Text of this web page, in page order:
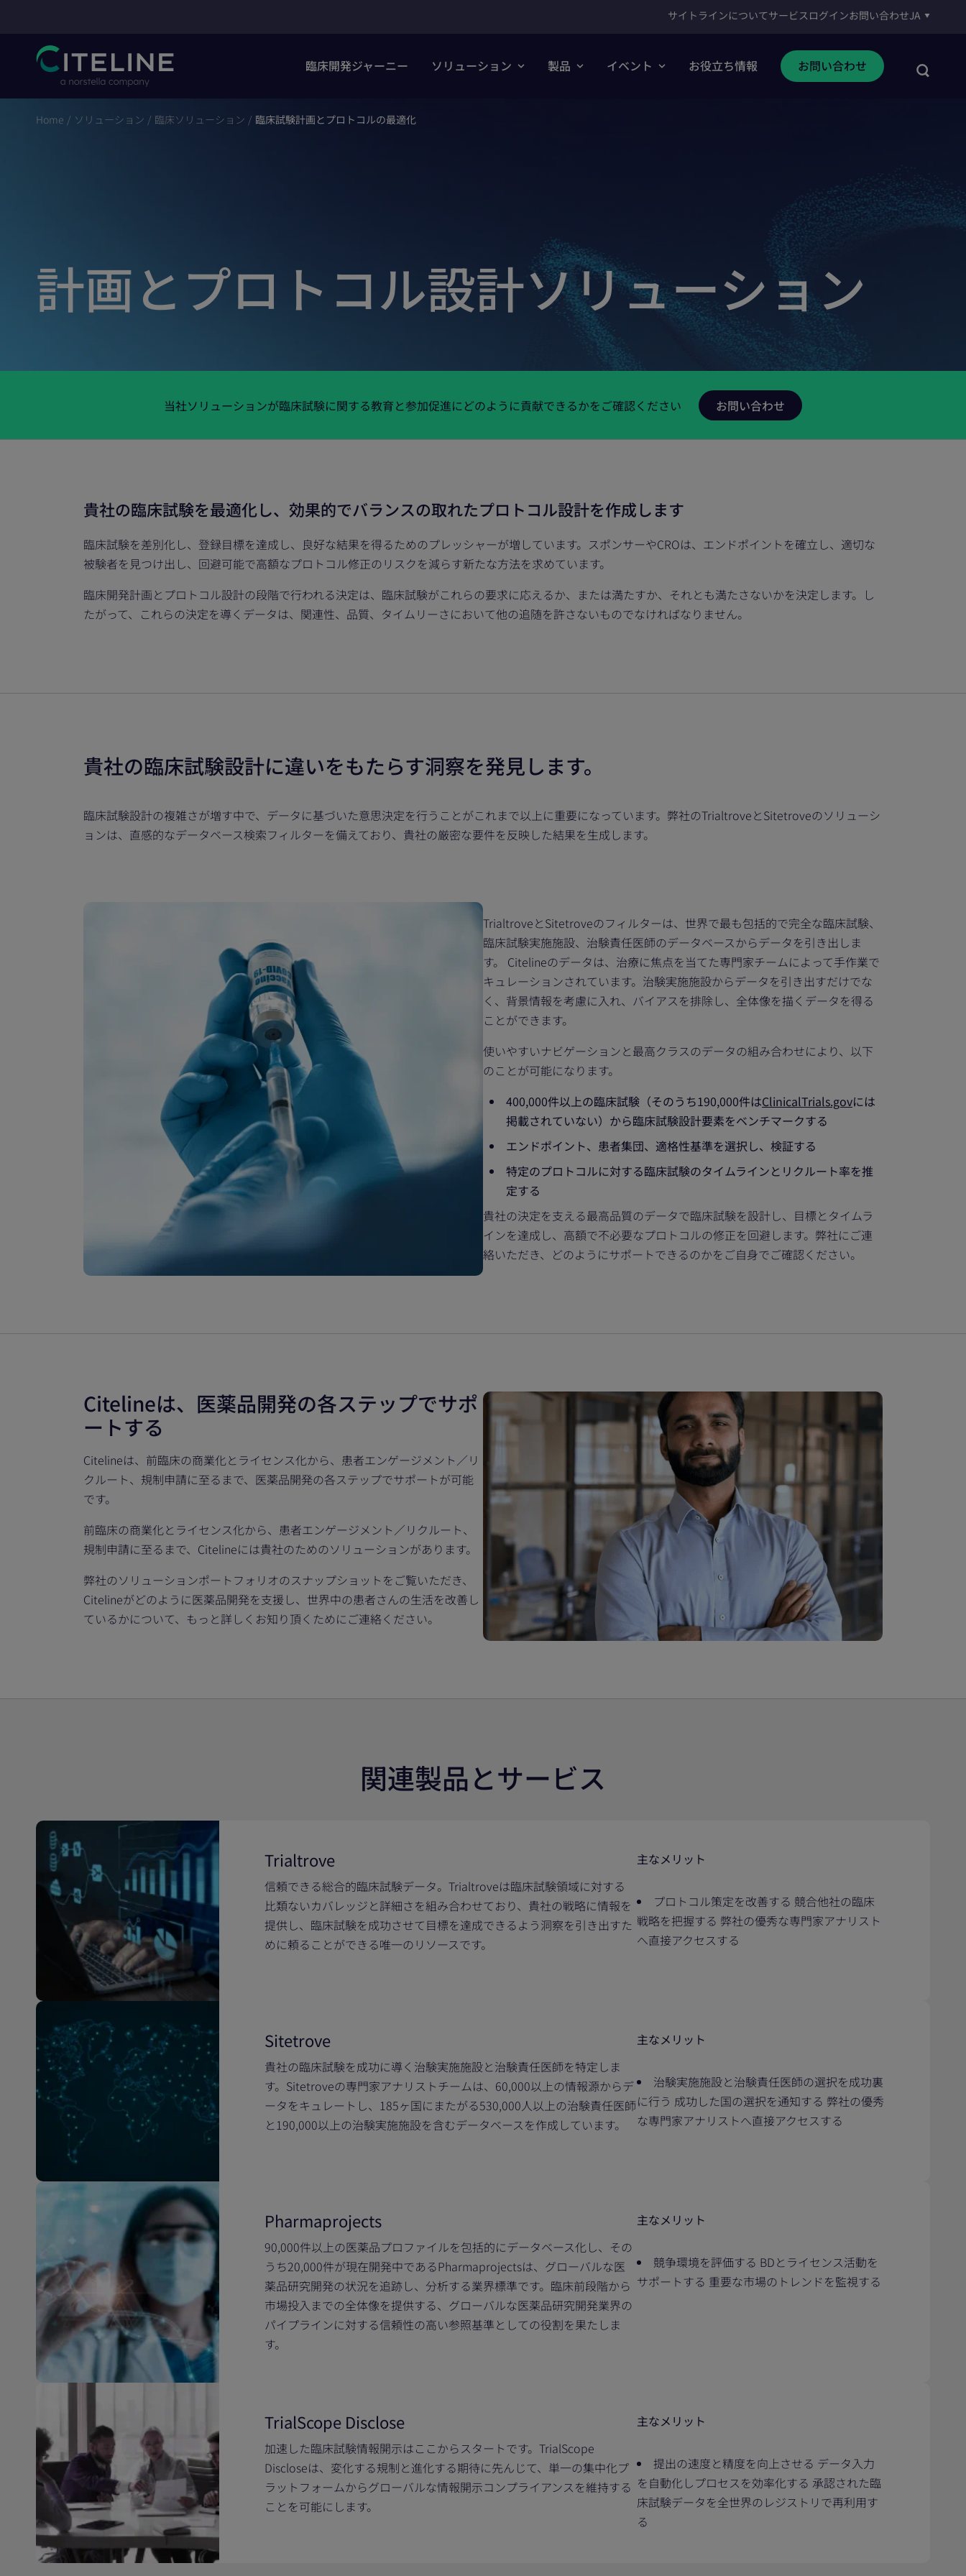
サイトラインについてサービスログインお問い合わせJA
臨床開発ジャーニー ソリューション 製品 イベント お役立ち情報 お問い合わせ
計画とプロトコル設計ソリューション
Home / ソリューション / 臨床ソリューション / 臨床試験計画とプロトコルの最適化
当社ソリューションが臨床試験に関する教育と参加促進にどのように貢献できるかをご確認ください
貴社の臨床試験を最適化し、効果的でバランスの取れたプロトコル設計を作成します
臨床試験を差別化し、登録目標を達成し、良好な結果を得るためのプレッシャーが増しています。スポンサーやCROは、エンドポイントを確立し、適切な
被験者を見つけ出し、回避可能で高額なプロトコル修正のリスクを減らす新たな方法を求めています。
臨床開発計画とプロトコル設計の段階で行われる決定は、臨床試験がこれらの要求に応えるか、または満たすか、それとも満たさないかを決定します。し
たがって、これらの決定を導くデータは、関連性、品質、タイムリーさにおいて他の追随を許さないものでなければなりません。
貴社の臨床試験設計に違いをもたらす洞察を発見します。
臨床試験設計の複雑さが増す中で、データに基づいた意思決定を行うことがこれまで以上に重要になっています。弊社のTrialtroveとSitetroveのソリューシ
ョンは、直感的なデータベース検索フィルターを備えており、貴社の厳密な要件を反映した結果を生成します。
TrialtroveとSitetroveのフィルターは、世界で最も包括的で完全な臨床試験、
臨床試験実施施設、治験責任医師のデータベースからデータを引き出しま
す。 Citelineのデータは、治療に焦点を当てた専門家チームによって手作業で
キュレーションされています。治験実施施設からデータを引き出すだけでな
く、背景情報を考慮に入れ、バイアスを排除し、全体像を描くデータを得る
ことができます。
使いやすいナビゲーションと最高クラスのデータの組み合わせにより、以下
のことが可能になります。
400,000件以上の臨床試験（そのうち190,000件はClinicalTrials.govには
掲載されていない）から臨床試験設計要素をベンチマークする
エンドポイント、患者集団、適格性基準を選択し、検証する
特定のプロトコルに対する臨床試験のタイムラインとリクルート率を推
定する
貴社の決定を支える最高品質のデータで臨床試験を設計し、目標とタイムラ
インを達成し、高額で不必要なプロトコルの修正を回避します。弊社にご連
絡いただき、どのようにサポートできるのかをご自身でご確認ください。
Citelineは、医薬品開発の各ステップでサポ
ートする
Citelineは、前臨床の商業化とライセンス化から、患者エンゲージメント／リ
クルート、規制申請に至るまで、医薬品開発の各ステップでサポートが可能
です。
前臨床の商業化とライセンス化から、患者エンゲージメント／リクルート、
規制申請に至るまで、Citelineには貴社のためのソリューションがあります。
弊社のソリューションポートフォリオのスナップショットをご覧いただき、
Citelineがどのように医薬品開発を支援し、世界中の患者さんの生活を改善し
ているかについて、もっと詳しくお知り頂くためにご連絡ください。
関連製品とサービス
Trialtrove
信頼できる総合的臨床試験データ。Trialtroveは臨床試験領域に対する
比類ないカバレッジと詳細さを組み合わせており、貴社の戦略に情報を
提供し、臨床試験を成功させて目標を達成できるよう洞察を引き出すた
めに頼ることができる唯一のリソースです。
主なメリット
プロトコル策定を改善する 競合他社の臨床
戦略を把握する 弊社の優秀な専門家アナリスト
へ直接アクセスする
Sitetrove
貴社の臨床試験を成功に導く治験実施施設と治験責任医師を特定しま
す。Sitetroveの専門家アナリストチームは、60,000以上の情報源からデ
ータをキュレートし、185ヶ国にまたがる530,000人以上の治験責任医師
と190,000以上の治験実施施設を含むデータベースを作成しています。
主なメリット
治験実施施設と治験責任医師の選択を成功裏
に行う 成功した国の選択を通知する 弊社の優秀
な専門家アナリストへ直接アクセスする
Pharmaprojects
90,000件以上の医薬品プロファイルを包括的にデータベース化し、その
うち20,000件が現在開発中であるPharmaprojectsは、グローバルな医
薬品研究開発の状況を追跡し、分析する業界標準です。臨床前段階から
市場投入までの全体像を提供する、グローバルな医薬品研究開発業界の
パイプラインに対する信頼性の高い参照基準としての役割を果たしま
す。
主なメリット
競争環境を評価する BDとライセンス活動を
サポートする 重要な市場のトレンドを監視する
TrialScope Disclose
加速した臨床試験情報開示はここからスタートです。TrialScope
Discloseは、変化する規制と進化する期待に先んじて、単一の集中化プ
ラットフォームからグローバルな情報開示コンプライアンスを維持する
ことを可能にします。
主なメリット
提出の速度と精度を向上させる データ入力
を自動化しプロセスを効率化する 承認された臨
床試験データを全世界のレジストリで再利用す
る